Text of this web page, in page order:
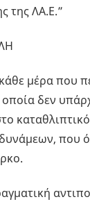
της ΛΑ.Ε.”
μέρα που
δεν
που